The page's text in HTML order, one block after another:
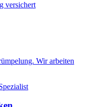
Wir arbeiten